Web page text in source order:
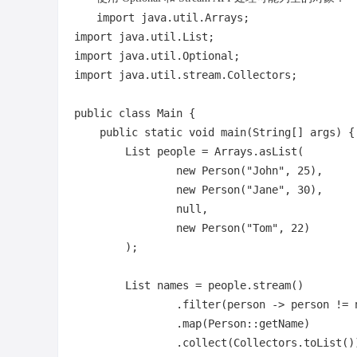
import
import
import
import java.util.stream.Collectors;
public class Main {
public static void main(String[] args)
{
        List
people = Arrays.asList(
new Person( "John" , 25),
new Person( "Jane" , 30),
null ,
new Person( "Tom" , 22)
        );
        List
names = people.stream()
                .filter(person -> person !=
                .map(Person::getName)